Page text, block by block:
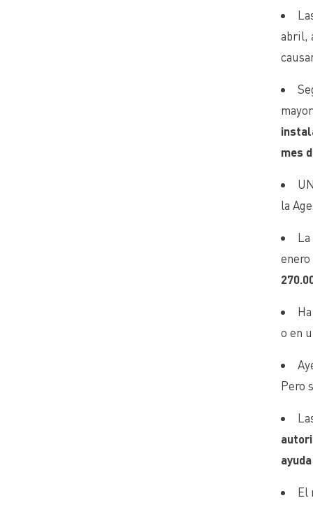
abril,
mes
la
o en
Pero
ayuda
El